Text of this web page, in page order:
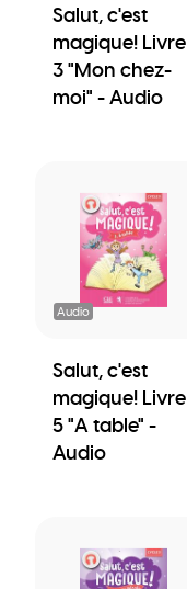
Salut, c'est
magique! Livre
3 "Mon chez-
moi" - Audio
Audio
Salut, c'est
magique! Livre
5 "A table" -
Audio